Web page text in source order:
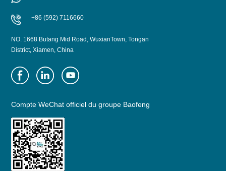
+86 (592) 7116660
NO. 1668 Butang Mid Road, WuxianTown, Tongan
District, Xiamen, China
Compte WeChat officiel du groupe Baofeng